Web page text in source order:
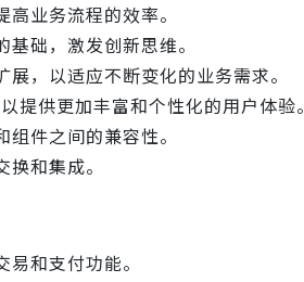
业务流程的效率。
础，激发创新思维。
，以适应不断变化的业务需求。
提供更加丰富和个性化的用户体验。
件之间的兼容性。
和集成。
和支付功能。